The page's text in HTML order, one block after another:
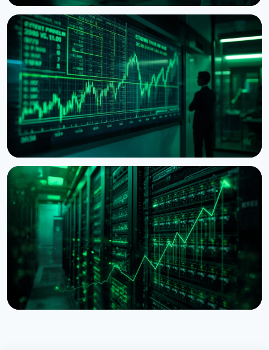
НОВИНА
Ethereum хоче обнулити винагороду за стейкінг,
коли застейкають половину монет
5 серпня 2026 р.6 хв читання
НОВИНА
BitMine наблизилася до 5% пропозиції Ethereum,
резерв сягнув $11,8 млрд
28 липня 2026 р. 5 хв читання